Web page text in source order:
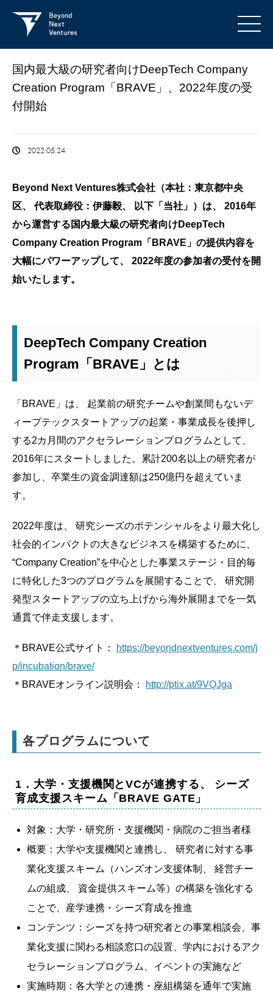
国内最大級の研究者向けDeepTech Company
Creation Program「BRAVE」、2022年度の受
付開始
2022.05.24
Beyond Next Ventures株式会社（本社：東京都中央
区、 代表取締役：伊藤毅、 以下「当社」）は、 2016年
から運営する国内最大級の研究者向けDeepTech
Company Creation Program「BRAVE」の提供内容を
大幅にパワーアップして、 2022年度の参加者の受付を開
始いたします。
DeepTech Company Creation
Program「BRAVE」とは
「BRAVE」は、 起業前の研究チームや創業間もないデ
ィープテックスタートアップの起業・事業成長を後押し
する2カ月間のアクセラレーションプログラムとして、
2016年にスタートしました。累計200名以上の研究者が
参加し、卒業生の資金調達額は250億円を超えていま
す。
2022年度は、 研究シーズのポテンシャルをより最大化し
社会的インパクトの大きなビジネスを構築するために、
“Company Creation”を中心とした事業ステージ・目的毎
に特化した3つのプログラムを展開することで、 研究開
発型スタートアップの立ち上げから海外展開までを一気
通貫で伴走支援します。
＊BRAVE公式サイト：
https://beyondnextventures.com/j
p/incubation/brave/
＊BRAVEオンライン説明会：
http://ptix.at/9VQJga
各プログラムについて
1．大学・支援機関とVCが連携する、 シーズ
育成支援スキーム「BRAVE GATE」
対象：大学・研究所・支援機関・病院のご担当者様
概要：大学や支援機関と連携し、 研究者に対する事
業化支援スキーム（ハンズオン支援体制、 経営チー
ムの組成、 資金提供スキーム等）の構築を強化する
ことで、産学連携・シーズ育成を推進
コンテンツ：シーズを持つ研究者との事業相談会、事
業化支援に関わる相談窓口の設置、学内におけるアク
セラレーションプログラム、イベントの実施など
実施時期：各大学との連携・座組構築を通年で実施